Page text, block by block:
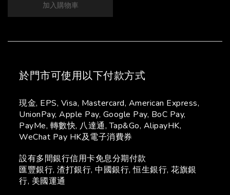
加入購物車
於門市可使用以下付款方式
現金, EPS, Visa, Mastercard, American Express,
UnionPay, Apple Pay, Google Pay, BoC Pay,
PayMe, 轉數快, 八達通, Tap&Go, AlipayHK,
WeChat Pay HK及電子消費券
設有多間銀行信用卡免息分期付款
匯豐銀行, 渣打銀行, 中國銀行, 恒生銀行, 花旗銀
行, 美國運通